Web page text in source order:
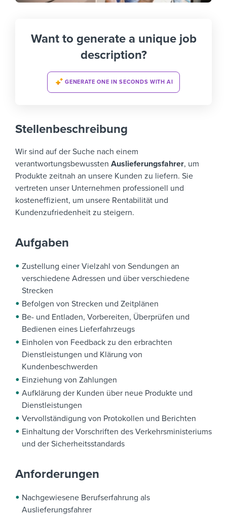
Want to generate a unique job
description?
GENERATE ONE IN SECONDS WITH AI
Stellenbeschreibung
Wir sind auf der Suche nach einem
verantwortungsbewussten Auslieferungsfahrer, um
Produkte zeitnah an unsere Kunden zu liefern. Sie
vertreten unser Unternehmen professionell und
kosteneffizient, um unsere Rentabilität und
Kundenzufriedenheit zu steigern.
Aufgaben
Zustellung einer Vielzahl von Sendungen an
verschiedene Adressen und über verschiedene
Strecken
Befolgen von Strecken und Zeitplänen
Be- und Entladen, Vorbereiten, Überprüfen und
Bedienen eines Lieferfahrzeugs
Einholen von Feedback zu den erbrachten
Dienstleistungen und Klärung von
Kundenbeschwerden
Einziehung von Zahlungen
Aufklärung der Kunden über neue Produkte und
Dienstleistungen
Vervollständigung von Protokollen und Berichten
Einhaltung der Vorschriften des Verkehrsministeriums
und der Sicherheitsstandards
Anforderungen
Nachgewiesene Berufserfahrung als
Auslieferungsfahrer